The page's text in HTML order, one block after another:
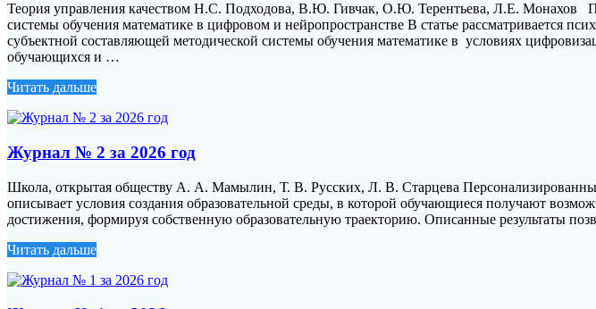
Теория управления качеством Н.С. Подходова, В.Ю. Гивчак, О.Ю. Терентьева, Л.Е. Монахов
системы обучения математике в цифровом и нейропространстве В статье рассматривается
субъектной составляющей методической системы обучения математике в условиях
обучающихся и …
Читать дальше
Журнал № 2 за 2026 год
Школа, открытая обществу А. А. Мамылин, Т. В. Русских, Л. В. Старцева
описывает условия создания образовательной среды, в которой обучающиеся получают
достижения, формируя собственную образовательную траекторию. Описанные результаты
Читать дальше